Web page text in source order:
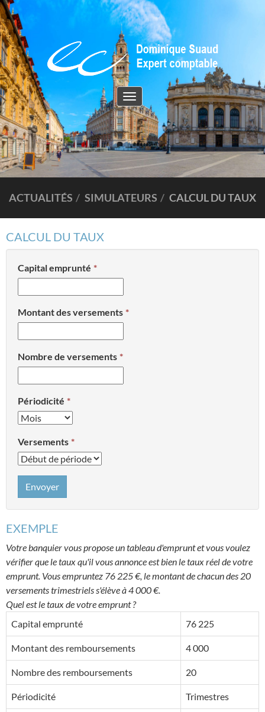
Toggle
navigation
ACTUALITÉS SIMULATEURS CALCUL DU TAUX
CALCUL DU TAUX
Capital emprunté
Montant des versements
Nombre de versements
Périodicité
Versements
Envoyer
EXEMPLE
Votre banquier vous propose un tableau d'emprunt et vous voulez
vérifier que le taux qu'il vous annonce est bien le taux réel de votre
emprunt. Vous empruntez 76 225 €, le montant de chacun des 20
versements trimestriels s'élève à 4 000 €.
Quel est le taux de votre emprunt ?
Capital emprunté
76 225
Montant des remboursements 4 000
Nombre des remboursements 20
Périodicité Trimestres